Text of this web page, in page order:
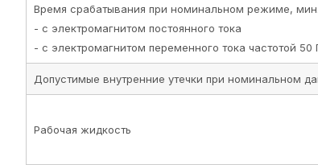
Время срабатывания при номинальном режиме,
- с электромагнитом постоянного тока
- с электромагнитом переменного тока частотой 50
Допустимые внутренние утечки при номинальном
Рабочая жидкость